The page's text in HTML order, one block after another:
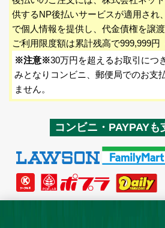
供するNP後払いサービスが適用され
で個人情報を提供し、代金債権を譲渡
ご利用限度額は累計残高で999,999円
※注意※30万円を超えるお取引につ
みとなりコンビニ、郵便局でのお支
ません。
コンビニ・PAYPAYも